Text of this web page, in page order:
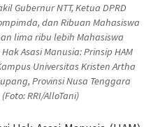
Gubernur NTT, Ketua DPRD
dan Ribuan Mahasiswa
lima ribu lebih Mahasiswa
Asasi Manusia: Prinsip HAM
Universitas Kristen Artha
Provinsi Nusa Tenggara
RRI/AlloTani)